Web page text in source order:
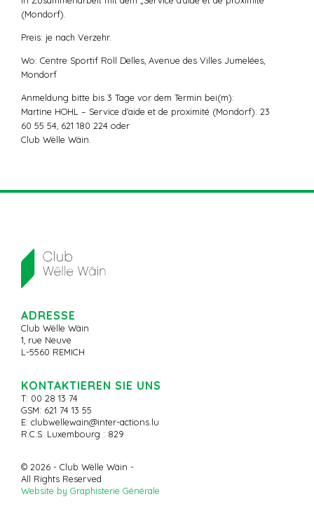
(Mondorf).
Preis: je nach Verzehr.
Wo: Centre Sportif Roll Delles, Avenue des Villes Jumelées,
Mondorf
Anmeldung bitte bis 3 Tage vor dem Termin bei(m):
Martine HOHL – Service d’aide et de proximité (Mondorf): 23
60 55 54, 621 180 224 oder
Club Wëlle Wäin.
ADRESSE
Club Wëlle Wäin
1, rue Neuve
L-5560 REMICH
KONTAKTIEREN SIE UNS
T: 00 28 13 74
GSM: 621 74 13 55
E: clubwellewain@inter-actions.lu
R.C.S. Luxembourg : 829
© 2026 - Club Wëlle Wäin -
All Rights Reserved
Website by Graphisterie Générale